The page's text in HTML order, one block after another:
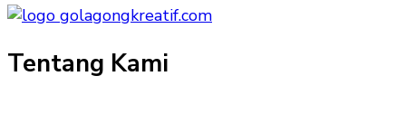
Tentang Kami